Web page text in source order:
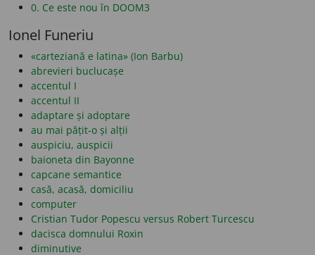
0. Ce este nou în DOOM3
Ionel Funeriu
«carteziană e latina» (Ion Barbu)
abrevieri buclucașe
accentul I
accentul II
adaptare și adoptare
au mai pățit-o și alții
auspiciu, auspicii
baioneta din Bayonne
capcane semantice
casă, acasă, domiciliu
computer
Cristian Tudor Popescu versus Robert Turcescu
dacisca domnului Roxin
diminutive